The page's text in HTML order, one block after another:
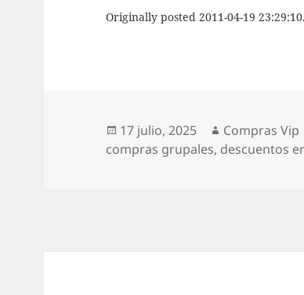
Originally posted 2011-04-19 23:29:10.
Publicado
el
17 julio, 2025 Autor
Compras Vip
compras grupales, descuentos